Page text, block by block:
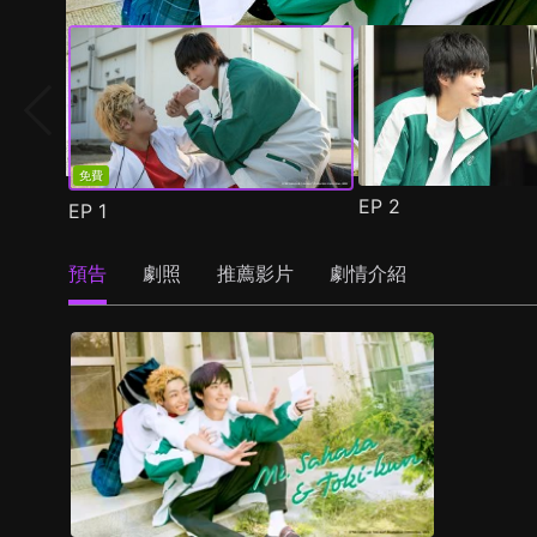
免費
EP 1 EP 2
預告 劇照 推薦影片 劇情介紹